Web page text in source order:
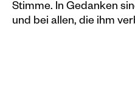
Stimme. In Gedanken
und bei allen, die ihm